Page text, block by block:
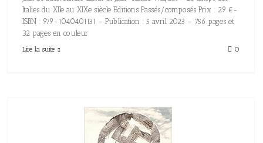
Italies du XIIe au XIXe siècle Editions Passés/composés Prix : 29 €-
ISBN : 979-1040401131 – Publication : 5 avril 2023 – 756 pages et
32 pages en couleur
Lire la suite 0